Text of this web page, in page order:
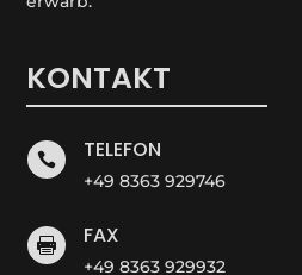
KONTAKT
 TELEFON
+49 8363 929746
 FAX
+49 8363 929932